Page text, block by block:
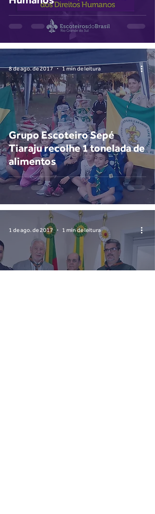
Grupo Escoteiro Sepé
Tiaraju recolhe 1 tonelada de
alimentos
8 de ago. de 2017 1 min de leitura
1 de ago. de 2017 1 min de leitura